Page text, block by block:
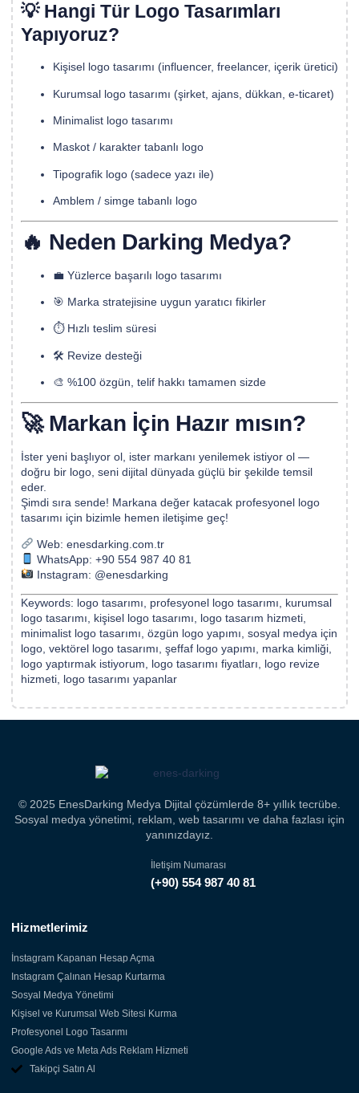
💡 Hangi Tür Logo Tasarımları
Yapıyoruz?
Kişisel logo tasarımı (influencer, freelancer, içerik üretici)
Kurumsal logo tasarımı (şirket, ajans, dükkan, e-ticaret)
Minimalist logo tasarımı
Maskot / karakter tabanlı logo
Tipografik logo (sadece yazı ile)
Amblem / simge tabanlı logo
🔥 Neden Darking Medya?
💼 Yüzlerce başarılı logo tasarımı
🎯 Marka stratejisine uygun yaratıcı fikirler
⏱️ Hızlı teslim süresi
🛠️ Revize desteği
🎨 %100 özgün, telif hakkı tamamen sizde
🚀 Markan İçin Hazır mısın?
İster yeni başlıyor ol, ister markanı yenilemek istiyor ol —
doğru bir logo, seni dijital dünyada güçlü bir şekilde temsil
eder.
Şimdi sıra sende! Markana değer katacak profesyonel logo
tasarımı için bizimle hemen iletişime geç!
Web: enesdarking.com.tr
WhatsApp: +90 554 987 40 81
Instagram: @enesdarking
Keywords: logo tasarımı, profesyonel logo tasarımı, kurumsal
logo tasarımı, kişisel logo tasarımı, logo tasarım hizmeti,
minimalist logo tasarımı, özgün logo yapımı, sosyal medya için
logo, vektörel logo tasarımı, şeffaf logo yapımı, marka kimliği,
logo yaptırmak istiyorum, logo tasarımı fiyatları, logo revize
hizmeti, logo tasarımı yapanlar
© 2025 EnesDarking Medya Dijital çözümlerde 8+ yıllık tecrübe.
Sosyal medya yönetimi, reklam, web tasarımı ve daha fazlası için
yanınızdayız.
İletişim Numarası
(+90) 554 987 40 81
Hizmetlerimiz
İnstagram Kapanan Hesap Açma
Instagram Çalınan Hesap Kurtarma
Sosyal Medya Yönetimi
Kişisel ve Kurumsal Web Sitesi Kurma
Profesyonel Logo Tasarımı
Google Ads ve Meta Ads Reklam Hizmeti
Takipçi Satın Al